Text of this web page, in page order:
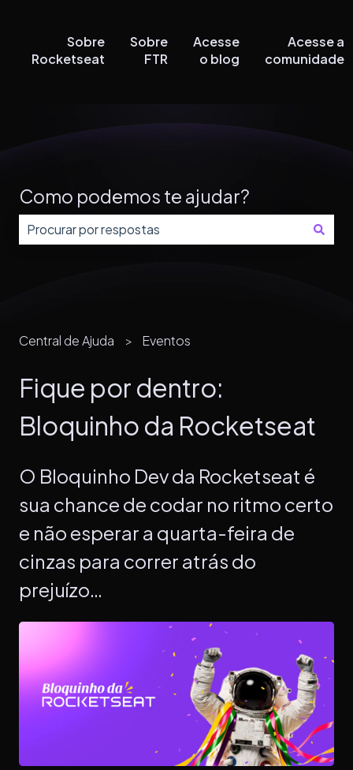
Sobre
Rocketseat
Sobre
FTR
Acesse
o blog
Acesse a
comunidade
Como podemos te ajudar?
Central de Ajuda Eventos
Fique por dentro:
Bloquinho da Rocketseat
O Bloquinho Dev da Rocketseat é
sua chance de codar no ritmo certo
e não esperar a quarta-feira de
cinzas para correr atrás do
prejuízo…